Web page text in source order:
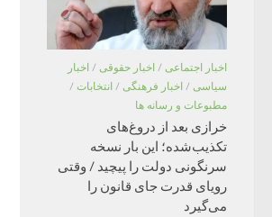
اخبار اجتماعی / اخبار حقوقی / اخبار
سیاسی / اخبار فرهنگی / انتخابات /
مطبوعات و رسانه ها
خرازی بعد از دروغ‌های
تکذیب‌شده؛ این بار نسخه
سرنگونی دولت را پیچید / وقتی
رویای قدرت جای قانون را
می‌گیرد